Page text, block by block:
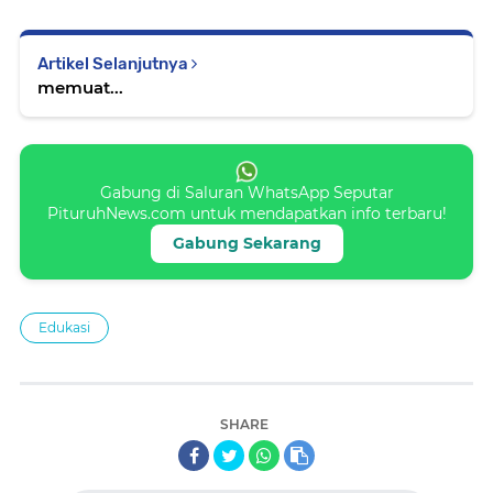
Artikel Selanjutnya
memuat...
Gabung di Saluran WhatsApp Seputar
PituruhNews.com untuk mendapatkan info terbaru!
Gabung Sekarang
Edukasi
SHARE